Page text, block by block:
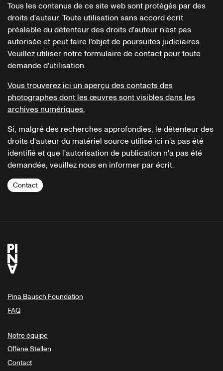
Tous les contenus de ce site web sont protégés par des
droits d'auteur. Toute utilisation sans accord écrit
préalable du détenteur des droits d'auteur n'est pas
autorisée et peut faire l'objet de poursuites judiciaires.
Veuillez utiliser notre formulaire de contact pour toute
demande d'utilisation.
Vous trouverez ici un aperçu des contacts des
photographes dont les œuvres sont visibles dans les
archives numériques.
Si, malgré des recherches approfondies, le détenteur des
droits d'auteur du matériel source utilisé ici n'a pas été
identifié et que l'autorisation de publication n'a pas été
demandée, veuillez nous en informer par écrit.
Contact
Pina Bausch Foundation
FAQ
Notre équipe
Offene Stellen
Contact